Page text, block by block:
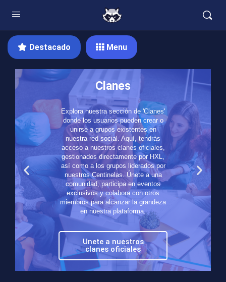
Destacado Menu
Clanes
Explora nuestra sección de 'Clanes'
donde los usuarios pueden crear o
unirse a grupos existentes en
nuestra red social. Aquí, tendrás
acceso a nuestros clanes oficiales,
gestionados directamente por HXL,
así como a los grupos liderados por
nuestros Centinelas. Únete a una
comunidad, participa en eventos
exclusivos y colabora con otros
miembros para alcanzar la grandeza
en nuestra plataforma.
Unete a nuestros
clanes oficiales